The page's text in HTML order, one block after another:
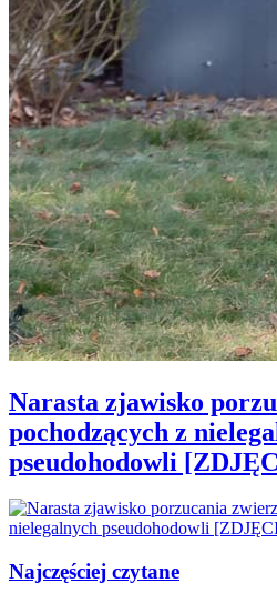
Narasta zjawisko
pochodzących z
pseudohodowli
Najczęściej czytane